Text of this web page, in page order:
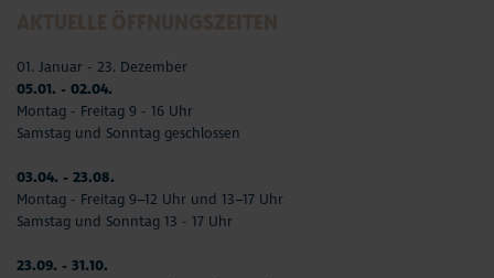
01. Januar - 23. Dezember
05.01. - 02.04.
Montag - Freitag 9 - 16 Uhr
Samstag und Sonntag geschlossen
03.04. - 23.08.
Montag - Freitag 9–12 Uhr und 13–17 Uhr
Samstag und Sonntag 13 - 17 Uhr
23.09. - 31.10.